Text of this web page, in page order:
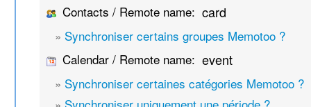
Contacts / Remote name: card
» Synchroniser certains groupes Memotoo ?
Calendar / Remote name: event
» Synchroniser certaines catégories Memotoo ?